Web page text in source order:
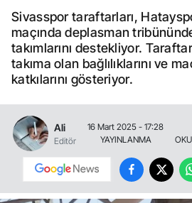
Sivasspor taraftarları,
maçında deplasman
takımlarını destekliyor.
takıma olan bağlılıklarını ve
katkılarını gösteriyor.
Ali
Editör
16 Mart 2025 - 17:28
YAYINLANMA